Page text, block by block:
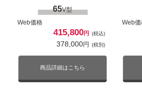
65V型
Web価格
415,800円 (税込)
378,000円 (税別)
商品詳細はこちら
Web